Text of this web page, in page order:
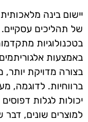
יישום בינה
של תהליכים
בטכנולוגיות
באמצעות
בצורה מדויקת יותר,
ברווחיות. לדוגמה,
יכולות לגלות
למוצרים שונים,